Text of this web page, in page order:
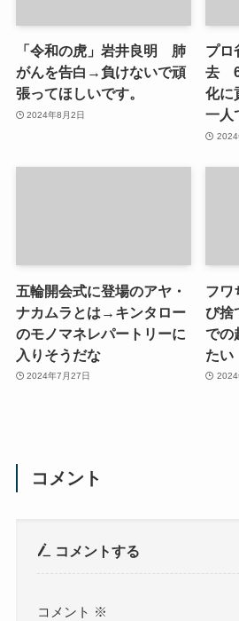
「令和の虎」岩井良明 肺
がんを告白→負けないで頑
張ってほしいです。
2024年8月2日
プロ
去
化に
一人
2024
五輪開会式に登場のアヤ・
ナカムラとは→キンタロー
のモノマネレパートリーに
入りそうだな
2024年7月27日
フ
び捨
での
たい
2024
コメント
コメントする
コメント ※